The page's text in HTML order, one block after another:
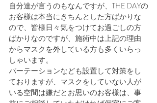
自分達が言うのもなんですが、THE DAYの
お客様は本当にきちんとした方ばかりな
ので、皆様日々気をつけてお過ごしの方
ばかりなのですが、施術中は上記の理由
からマスクを外している方も多くいらっ
しゃいます。
パーテーションなども設置して対策をし
ておりますが、マスクをしていない人が
いる空間は嫌だとお思いのお客様は、事